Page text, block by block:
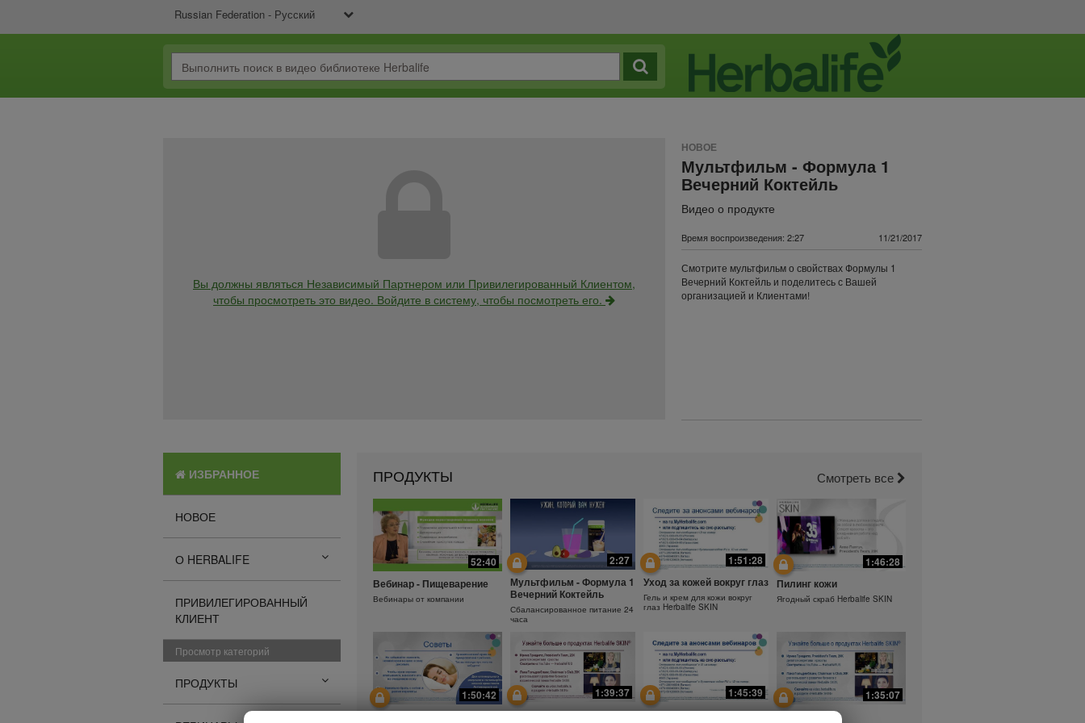
Russian Federation - Русский
Вы должны являться Независимый Партнером или Привилегированный Клиентом,
чтобы просмотреть это видео. Войдите в систему, чтобы посмотреть его.
НОВОЕ
Мультфильм - Формула 1
Вечерний Коктейль
Видео о продукте
Время воспроизведения: 2:27 11/21/2017
Смотрите мультфильм о свойствах Формулы 1
Вечерний Коктейль и поделитесь с Вашей
организацией и Клиентами!
ИЗБРАННОЕ
НОВОЕ
О HERBALIFE
ПРИВИЛЕГИРОВАННЫЙ
КЛИЕНТ
Просмотр категорий
ПРОДУКТЫ
ПРОДУКТЫ Смотреть все
52:40
Вебинар - Пищеварение
Вебинары от компании
2:27
Мультфильм - Формула 1
Вечерний Коктейль
Сбалансированное питание 24
часа
1:51:28
Уход за кожей вокруг глаз
Гель и крем для кожи вокруг
глаз Herbalife SKIN
1:46:28
Пилинг кожи
Ягодный скраб Herbalife SKIN
1:50:42
1:39:37
Почему необходимо
1:45:39
Защита от солнца.
1:35:07
Ежедневный